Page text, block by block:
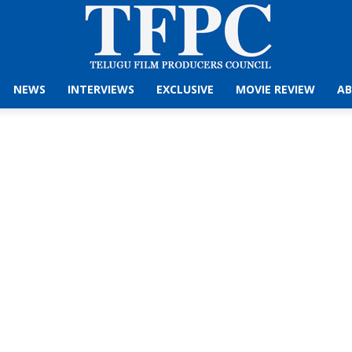
NEWS INTERVIEWS EXCLUSIVE MOVIE REVIEW